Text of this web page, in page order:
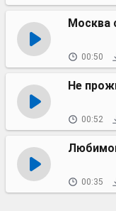
Москва
00:50
Не
00:52
00:35